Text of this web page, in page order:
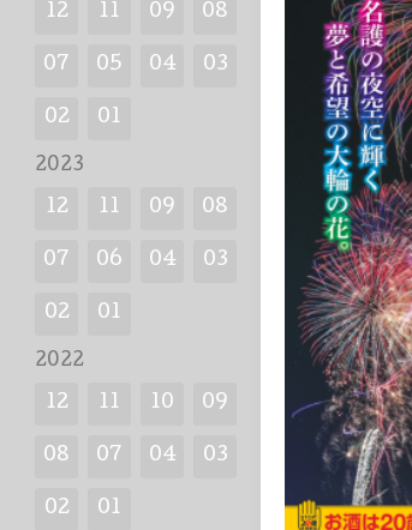
12 11 09 08
07 05 04 03
02 01
2023
12 11 09 08
07 06 04 03
02 01
2022
12 11 10 09
08 07 04 03
02 01